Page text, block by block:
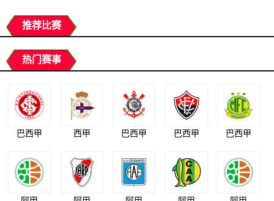
推荐比赛
热门赛事
巴西甲 西甲 巴西甲 巴西甲 巴西甲